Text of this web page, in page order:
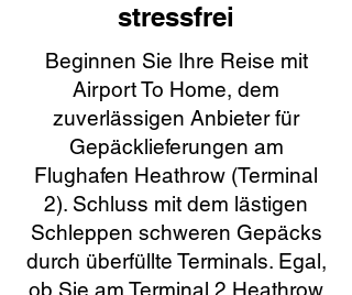
stressfrei
Beginnen Sie Ihre Reise mit
Airport To Home, dem
zuverlässigen Anbieter für
Gepäcklieferungen am
Flughafen Heathrow (Terminal
2). Schluss mit dem lästigen
Schleppen schweren Gepäcks
durch überfüllte Terminals. Egal,
ob Sie am Terminal 2 Heathrow